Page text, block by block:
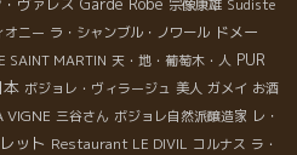
宗像康雄 Sudiste
オニー ラ・シャンブル・ノワール ドメー
SAINT MARTIN 天・地・葡萄木・人 PUR
本 ボジョレ・ヴィラージュ 美人 ガメイ お酒
VIGNE 三谷さん ボジョレ自然派醸造家 レ・
ット Restaurant LE DIVIL コルナス ラ・